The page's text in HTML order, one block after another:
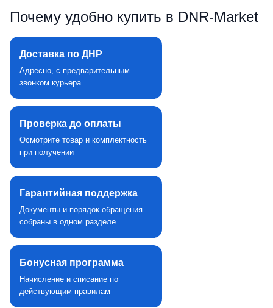
Почему удобно купить в DNR‑Market
Доставка по ДНР
Адресно, с предварительным
звонком курьера
Проверка до оплаты
Осмотрите товар и комплектность
при получении
Гарантийная поддержка
Документы и порядок обращения
собраны в одном разделе
Бонусная программа
Начисление и списание по
действующим правилам